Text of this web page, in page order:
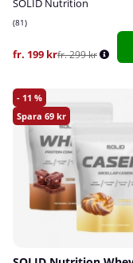
SOLID Nutrition
81
fr. 199 krfr. 299 kr
11
69